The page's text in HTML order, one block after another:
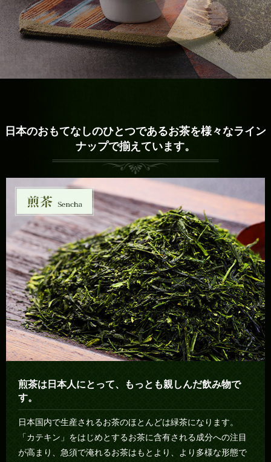
日本のおもてなしのひとつであるお茶を様々なライン
ナップで揃えています。
煎茶は日本人にとって、もっとも親しんだ飲み物で
す。
日本国内で生産されるお茶のほとんどは緑茶になります。
「カテキン」をはじめとするお茶に含有される成分への注目
が高まり、急須で淹れるお茶はもとより、より多様な形態で